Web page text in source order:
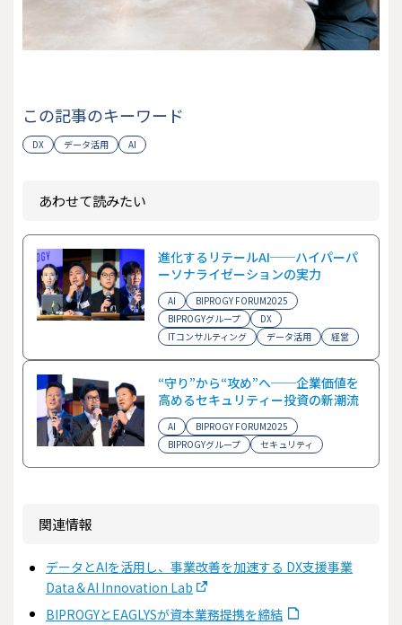
この記事のキーワード
DX データ活用 AI
あわせて読みたい
進化するリテールAI──ハイパーパ
ーソナライゼーションの実力
AI
BIPROGY FORUM2025
BIPROGYグループ
DX
ITコンサルティング
データ活用 経営
“守り”から“攻め”へ──企業価値を
高めるセキュリティー投資の新潮流
AI
BIPROGY FORUM2025
BIPROGYグループ
セキュリティ
関連情報
データとAIを活用し、事業改善を加速する DX支援事業
Data＆AI Innovation Lab
BIPROGYとEAGLYSが資本業務提携を締結